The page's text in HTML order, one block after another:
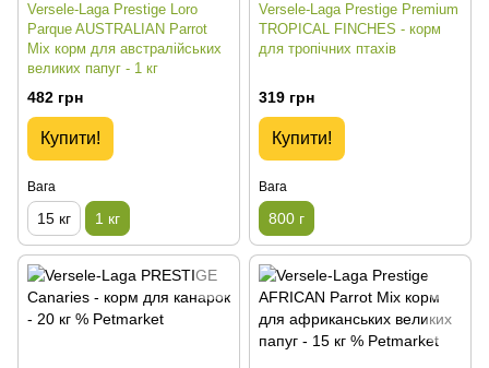
Versele-Laga Prestige Loro
Parque AUSTRALIAN Parrot
Mix корм для австралійських
великих папуг - 1 кг
482 грн
Купити!
Вага
15 кг 1 кг
Versele-Laga Prestige Premium
TROPICAL FINCHES - корм
для тропічних птахів
319 грн
Купити!
Вага
800 г